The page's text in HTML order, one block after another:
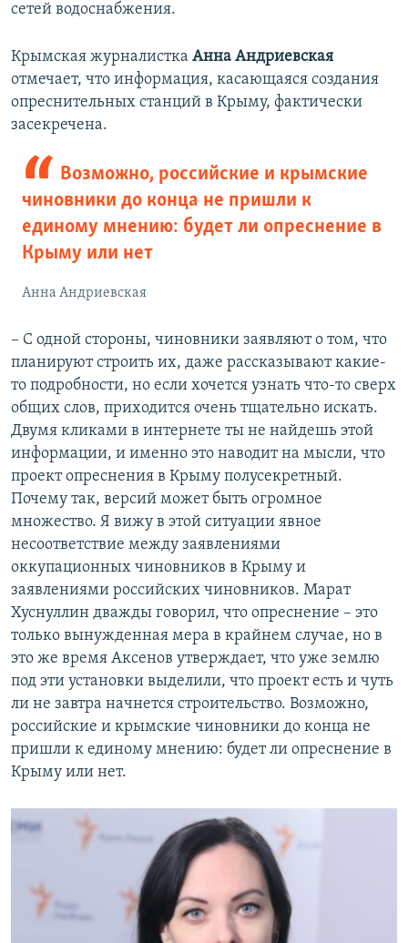
сетей водоснабжения.
Крымская журналистка Анна Андриевская
отмечает, что информация, касающаяся создания
опреснительных станций в Крыму, фактически
засекречена.
Возможно, российские и крымские
чиновники до конца не пришли к
единому мнению: будет ли опреснение в
Крыму или нет
Анна Андриевская
– С одной стороны, чиновники заявляют о том, что
планируют строить их, даже рассказывают какие-
то подробности, но если хочется узнать что-то сверх
общих слов, приходится очень тщательно искать.
Двумя кликами в интернете ты не найдешь этой
информации, и именно это наводит на мысли, что
проект опреснения в Крыму полусекретный.
Почему так, версий может быть огромное
множество. Я вижу в этой ситуации явное
несоответствие между заявлениями
оккупационных чиновников в Крыму и
заявлениями российских чиновников. Марат
Хуснуллин дважды говорил, что опреснение – это
только вынужденная мера в крайнем случае, но в
это же время Аксенов утверждает, что уже землю
под эти установки выделили, что проект есть и чуть
ли не завтра начнется строительство. Возможно,
российские и крымские чиновники до конца не
пришли к единому мнению: будет ли опреснение в
Крыму или нет.